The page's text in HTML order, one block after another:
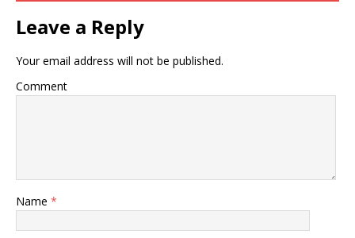
Leave a Reply
Your email address will not be published.
Comment
Name *